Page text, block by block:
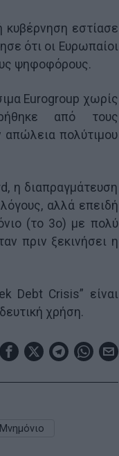
κυβέρνηση εστίασε
ότι οι Ευρωπαίοι
ψηφοφόρους.
Eurogroup χωρίς
από τους
απώλεια πολύτιμου
η διαπραγμάτευση
αλλά επειδή
(το 3ο) με πολύ
πριν ξεκινήσει η
Debt Crisis” είναι
χρήση.
Μνημόνιο